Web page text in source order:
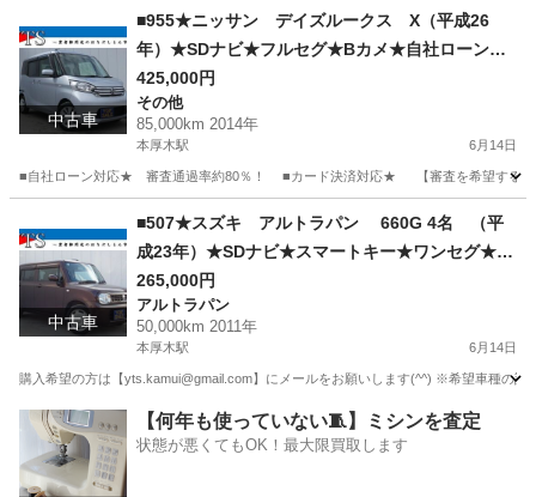
中古車
■955★ニッサン デイズルークス X（平成26
年）★SDナビ★フルセグ★Bカメ★自社ローン★
金利無し★通過率９０％★車体だけ販売できる★
来店不要で買える★リモート商談できる★神奈川
県厚木市発★業者なので安心★カスタムも車検も
425,000円
その他
85,000km 2014年
本厚木駅 6月14日
■自社ローン対応★ 審査通過率約80％！ ■カード決済対応★ 【審査を希望する方
本厚木駅
中古車
■507★スズキ アルトラパン 660G 4名 （平
成23年）★SDナビ★スマートキー★ワンセグ★
レベライザー★ ドアバイザー★自社ローン★金利
無し★通過率９０％★車体だけ販売できる★来店
不要で買える★リモート商談できる★神奈川県厚
265,000円
アルトラパン
50,000km 2011年
本厚木駅 6月14日
購入希望の方は【yts.kamui@gmail.com】にメールをお願いします(^^) ※希望車種
神奈川 厚木市 本厚木駅 アルトラパン ドアバイザー
【何年も使っていない🧵】ミシンを査定
状態が悪くてもOK！最大限買取します